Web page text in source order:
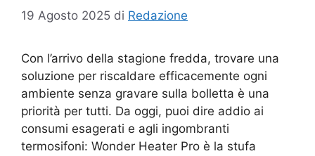
19 Agosto 2025 di Redazione
Con l’arrivo della stagione fredda, trovare una
soluzione per riscaldare efficacemente ogni
ambiente senza gravare sulla bolletta è una
priorità per tutti. Da oggi, puoi dire addio ai
consumi esagerati e agli ingombranti
termosifoni: Wonder Heater Pro è la stufa